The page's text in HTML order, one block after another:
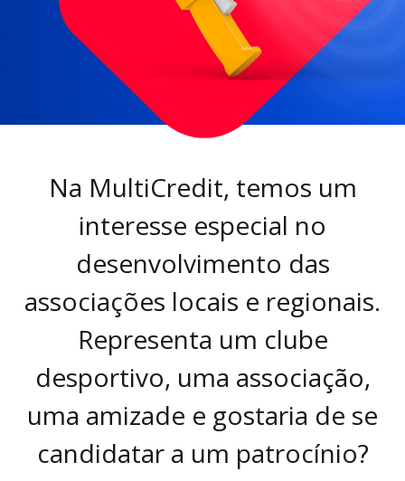
Na MultiCredit, temos um
interesse especial no
desenvolvimento das
associações locais e regionais.
Representa um clube
desportivo, uma associação,
uma amizade e gostaria de se
candidatar a um patrocínio?